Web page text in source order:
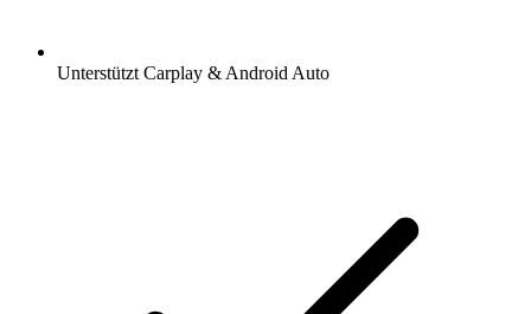
Unterstützt Carplay & Android Auto